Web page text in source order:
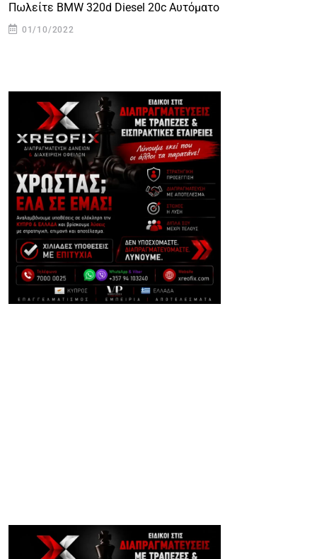
Πωλείτε BMW 320d Diesel 20c Αυτόματο
01/10/2022